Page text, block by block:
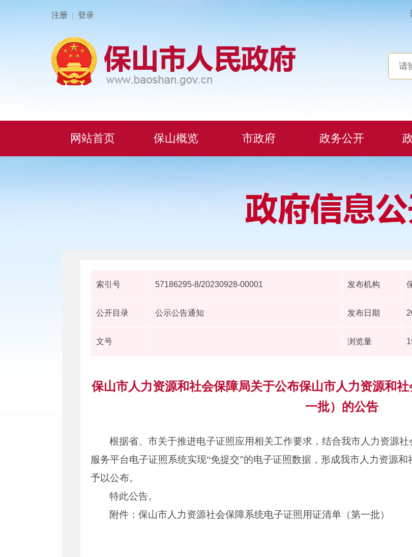
注册 | 登录
网站首页 保山概览 市政府 政务公开
索引号 57186295-8/20230928-00001 发布机构
公开目录 公示公告通知 发布日期
文号 浏览量
保山市人力资源和社会保障局关于公布保山市人力资源和
一批）的公告
根据省、市关于推进电子证照应用相关工作要求，结合我市人力资源
服务平台电子证照系统实现“免提交”的电子证照数据，形成我市人力资源
予以公布。
特此公告。
附件：保山市人力资源社会保障系统电子证照用证清单（第一批）